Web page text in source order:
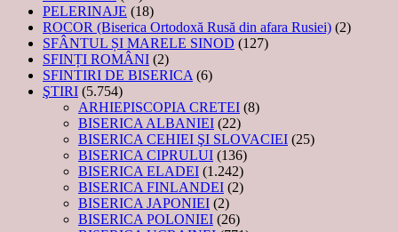
PELERINAJE (18)
ROCOR (Biserica Ortodoxă Rusă din afara Rusiei) (2)
SFÂNTUL ȘI MARELE SINOD (127)
SFINȚI ROMÂNI (2)
SFINTIRI DE BISERICA (6)
ŞTIRI (5.754)
ARHIEPISCOPIA CRETEI (8)
BISERICA ALBANIEI (22)
BISERICA CEHIEI ŞI SLOVACIEI (25)
BISERICA CIPRULUI (136)
BISERICA ELADEI (1.242)
BISERICA FINLANDEI (2)
BISERICA JAPONIEI (2)
BISERICA POLONIEI (26)